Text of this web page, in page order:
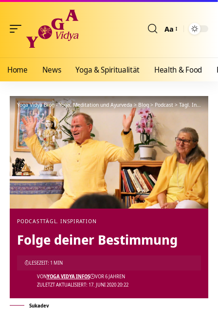
Aa
Home News Yoga & Spiritualität Health & Food
Yoga Vidya Blog - Yoga, Meditation und Ayurveda>Blog>Podcast>Tägl. Inspiration
PODCASTTÄGL. INSPIRATION
Folge deiner Bestimmung
ZULETZT AKTUALISIERT: 17. JUNI 2020 20:22
VONYOGA VIDYA INFOS VOR 6 JAHREN
LESEZEIT: 1 MIN
Sukadev